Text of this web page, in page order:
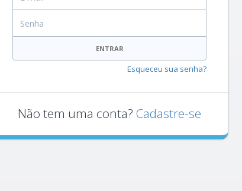
ENTRAR
Esqueceu sua senha?
Não tem uma conta? Cadastre-se